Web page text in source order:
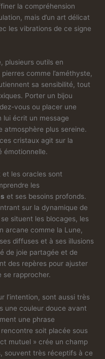
la compréhension
mais d’un art délicat
les vibrations de ce signe
plusieurs outils en
comme l’améthyste,
sa sensibilité, tout
Porter un bijou
vous ou placer une
lui écrit un message
atmosphère plus sereine.
cristaux agit sur la
émotionnelle.
les oracles sont
les
et ses besoins profonds.
sur la dynamique de
situent les blocages, les
arcane comme la Lune,
diffuses et à ses illusions
de joie partagée et de
des repères pour ajuster
se rapprocher.
l’intention, sont aussi très
une couleur douce avant
une phrase
soit placée sous
mutuel » crée un champ
souvent très réceptifs à ce